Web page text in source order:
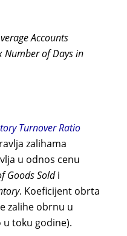
Accounts
Number of Days in
Turnover Ratio
zalihama
u odnos cenu
Goods Soldi
. Koeficijent obrta
zalihe obrnu u
toku godine).